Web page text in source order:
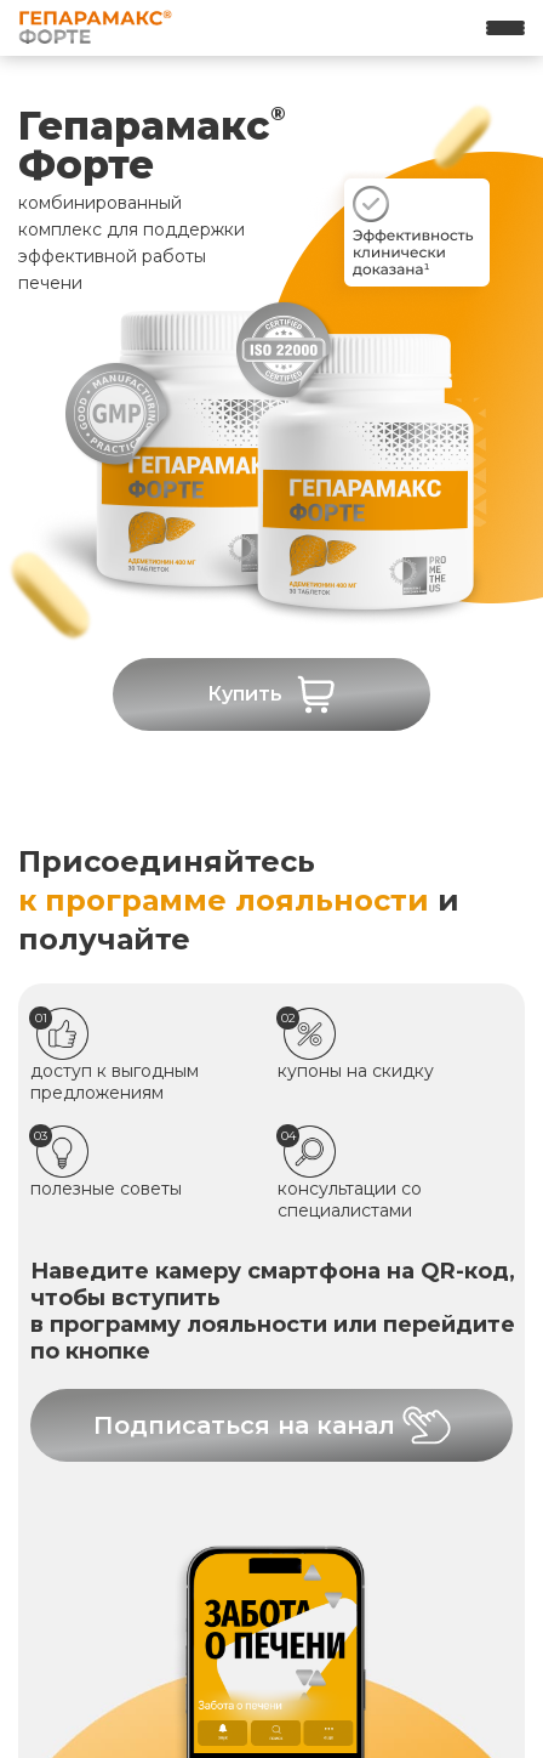
Гепарамакс®
Форте
комбинированный
комплекс для поддержки
эффективной работы
печени
Купить
Присоединяйтесь
к программе лояльности и
получайте
01
доступ к выгодным
предложениям
02
купоны на скидку
03
полезные советы
04
консультации со
специалистами
Наведите камеру смартфона на QR-код,
чтобы вступить
в программу лояльности или перейдите
по кнопке
Подписаться на канал